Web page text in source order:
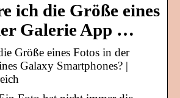
ich die Größe eines
Galerie App …
Größe eines Fotos in der
Galaxy Smartphones? |